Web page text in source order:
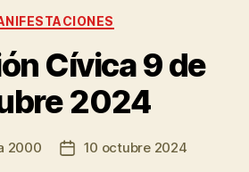
Cívica 9 de
2024
2000 10 octubre 2024